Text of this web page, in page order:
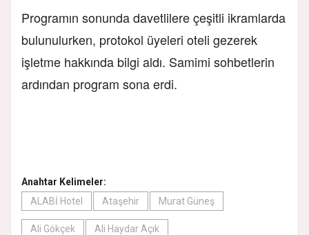
Programın sonunda davetlilere çeşitli ikramlarda
bulunulurken, protokol üyeleri oteli gezerek
işletme hakkında bilgi aldı. Samimi sohbetlerin
ardından program sona erdi.
Anahtar Kelimeler:
ALABİ Hotel
Ataşehir Murat Güneş
Ali Gökçek Ali Haydar Açık